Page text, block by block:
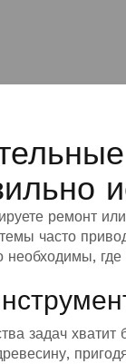
ремонт
часто
необходимы,
задач хватит